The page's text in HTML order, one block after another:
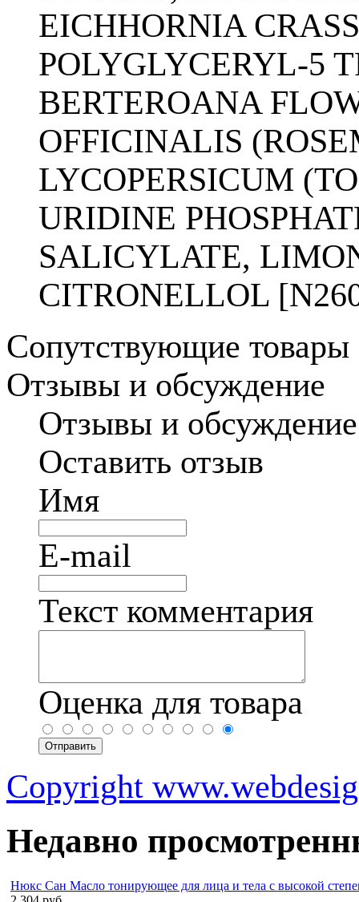
EICHHORNIA
POLYGLYCERYL-5
BERTEROANA
OFFICINALIS
LYCOPERSICUM
URIDINE
SALICYLATE,
CITRONELLOL
Сопутствующие товары
Отзывы и обсуждение
Отзывы и обсуждение
Оставить отзыв
Имя
E-mail
Текст комментария
Оценка для товара
Copyright
Недавно
Нюкс Сан Масло тонирующее для лица и тела с высокой